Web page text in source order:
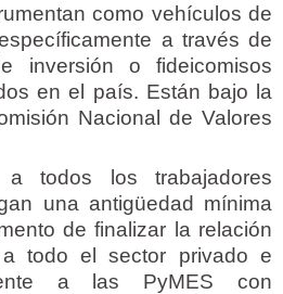
como vehículos de
a través de
inversión o fideicomisos
en el país. Están bajo la
Nacional de Valores
todos los trabajadores
una antigüedad mínima
de finalizar la relación
a todo el sector privado e
a las PyMES con